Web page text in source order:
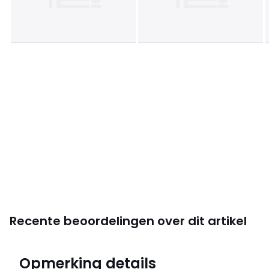
Recente beoordelingen over dit artikel
4,9
Opmerking details